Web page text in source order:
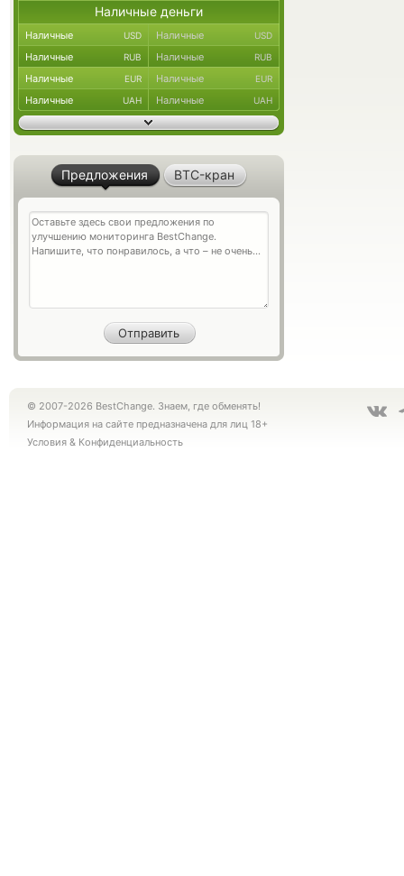
Наличные деньги
Наличные USD Наличные USD
Наличные RUB Наличные RUB
Наличные EUR Наличные EUR
Наличные UAH Наличные UAH
Предложения BTC-кран
© 2007-2026 BestChange. Знаем, где обменять!
Информация на сайте предназначена для лиц 18+
Условия & Конфиденциальность